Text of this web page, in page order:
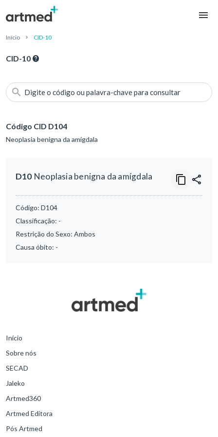
Início CID-10
CID-10
Digite o código ou palavra-chave para consultar
Código CID D104
Neoplasia benigna da amígdala
D10Neoplasia benigna da amígdala
Código: D104
Classificação: -
Restrição do Sexo: Ambos
Causa óbito: -
Início
Sobre nós
SECAD
Jaleko
Artmed360
Artmed Editora
Pós Artmed